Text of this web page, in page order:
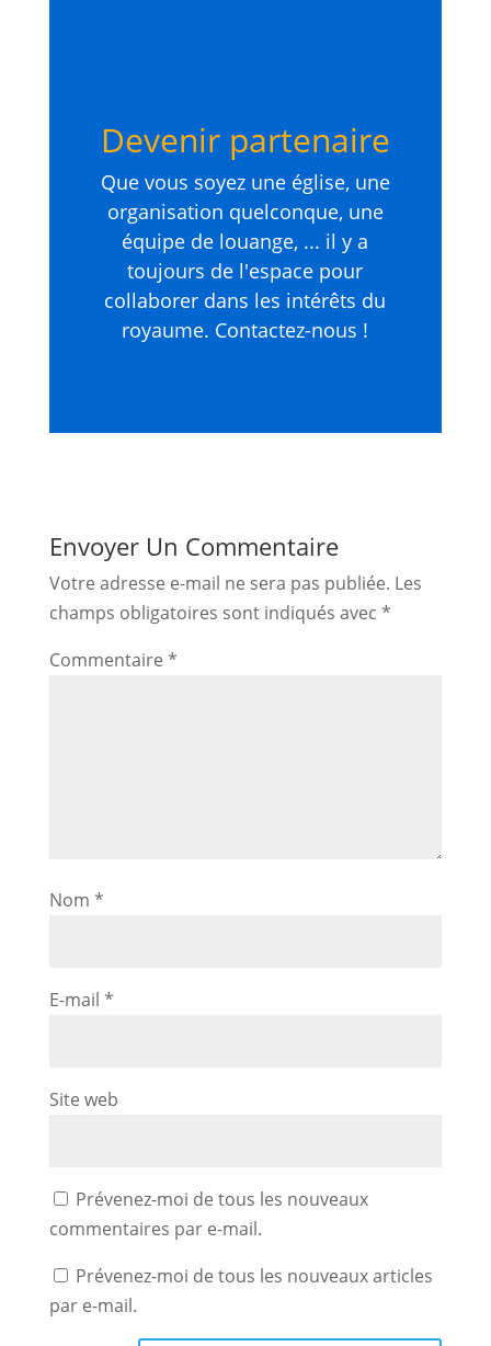
Devenir partenaire
Que vous soyez une église, une
organisation quelconque, une
équipe de louange, ... il y a
toujours de l'espace pour
collaborer dans les intérêts du
royaume. Contactez-nous !
Envoyer Un Commentaire
Votre adresse e-mail ne sera pas publiée. Les
champs obligatoires sont indiqués avec *
Commentaire *
Nom *
E-mail *
Site web
Prévenez-moi de tous les nouveaux
commentaires par e-mail.
Prévenez-moi de tous les nouveaux articles
par e-mail.